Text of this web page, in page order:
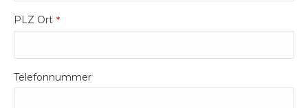
PLZ Ort *
Telefonnummer